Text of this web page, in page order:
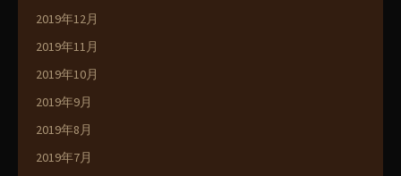
2019年12月
2019年11月
2019年10月
2019年9月
2019年8月
2019年7月